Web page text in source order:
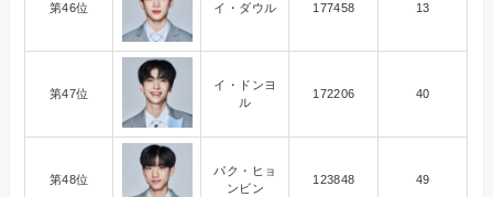
第46位 イ・ダウル 177458 13
第47位
イ・ドンヨ
ル
172206 40
第48位
パク・ヒョ
ンビン
123848 49